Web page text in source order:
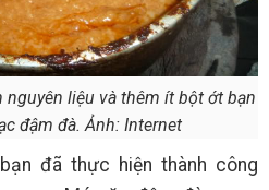
liệu và thêm ít bột ớt bạn
đậm đà. Ảnh: Internet
đã thực hiện thành công